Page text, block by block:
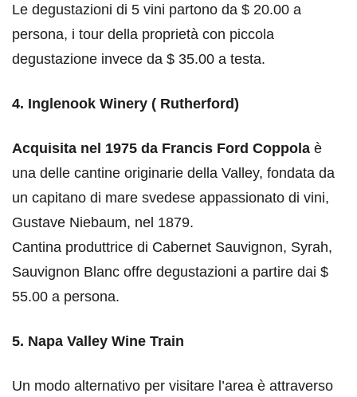
Le degustazioni di 5 vini partono da $ 20.00 a
persona, i tour della proprietà con piccola
degustazione invece da $ 35.00 a testa.
4. Inglenook Winery ( Rutherford)
Acquisita nel 1975 da Francis Ford Coppola è
una delle cantine originarie della Valley, fondata da
un capitano di mare svedese appassionato di vini,
Gustave Niebaum, nel 1879.
Cantina produttrice di Cabernet Sauvignon, Syrah,
Sauvignon Blanc offre degustazioni a partire dai $
55.00 a persona.
5. Napa Valley Wine Train
Un modo alternativo per visitare l’area è attraverso